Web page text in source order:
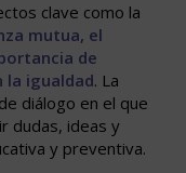
clave como la
mutua, el
de
la igualdad. La
diálogo en el que
dudas, ideas y
y preventiva.